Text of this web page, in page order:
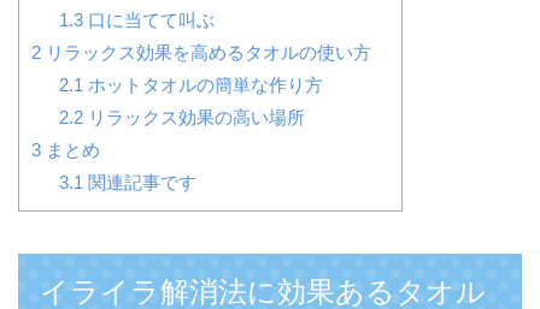
1.3口に当てて叫ぶ
2 リラックス効果を高めるタオルの使い方
2.1 ホットタオルの簡単な作り方
2.2リラックス効果の高い場所
3 まとめ
3.1 関連記事です
イライラ解消法に効果あるタオル